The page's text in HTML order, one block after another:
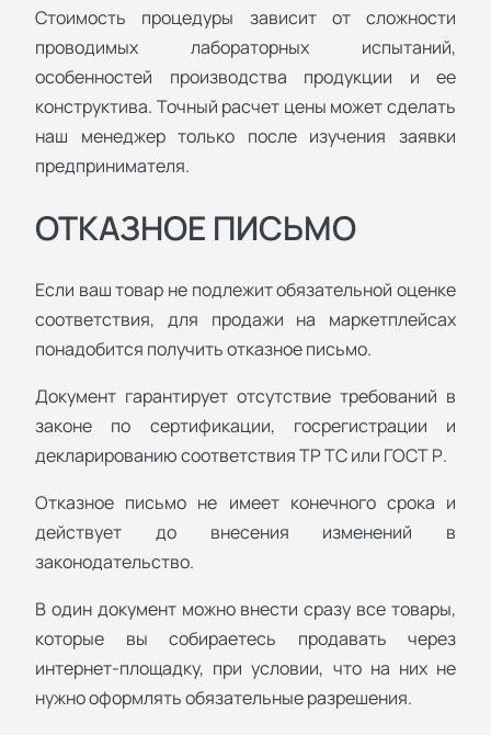
Стоимость процедуры зависит от сложности
проводимых лабораторных испытаний,
особенностей производства продукции и ее
конструктива. Точный расчет цены может сделать
наш менеджер только после изучения заявки
предпринимателя.
ОТКАЗНОЕ ПИСЬМО
Если ваш товар не подлежит обязательной оценке
соответствия, для продажи на маркетплейсах
понадобится получить отказное письмо.
Документ гарантирует отсутствие требований в
законе по сертификации, госрегистрации и
декларированию соответствия ТР ТС или ГОСТ Р.
Отказное письмо не имеет конечного срока и
действует до внесения изменений в
законодательство.
В один документ можно внести сразу все товары,
которые вы собираетесь продавать через
интернет-площадку, при условии, что на них не
нужно оформлять обязательные разрешения.